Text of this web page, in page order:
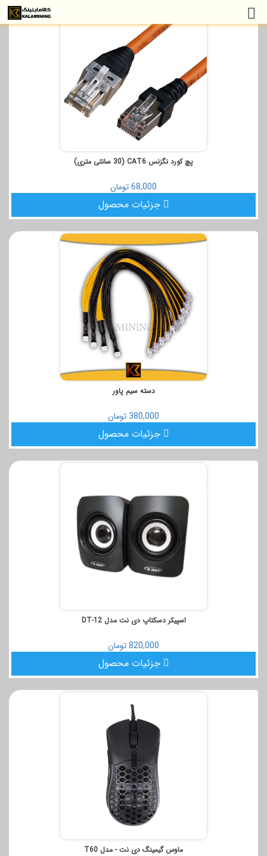
پچ کورد نگزنس CAT6 (30 سانتی متری)
68,000 تومان
جزئیات محصول
دسته سیم پاور
380,000 تومان
جزئیات محصول
اسپیکر دسکتاپ دی نت مدل DT-12
820,000 تومان
جزئیات محصول
ماوس گیمینگ دی نت - مدل T60